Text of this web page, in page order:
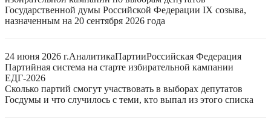
Государственной думы Российской Федерации IX созыва,
назначенным на 20 сентября 2026 года
24 июня 2026 г.АналитикаПартииРоссийская Федерация
Партийная система на старте избирательной кампании
ЕДГ-2026
Сколько партий смогут участвовать в выборах депутатов
Госдумы и что случилось с теми, кто выпал из этого списка